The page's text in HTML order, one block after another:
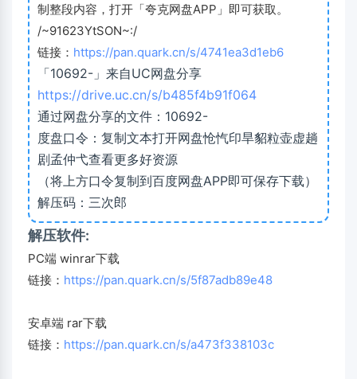
制整段内容，打开「夸克网盘APP」即可获取。
/~91623YtSON~:/
链接： https://pan.quark.cn/s/4741ea3d1eb6
「10692-」来自UC网盘分享
https://drive.uc.cn/s/b485f4b91f064
通过网盘分享的文件：10692-
度盘口令：复制文本打开网盘怆忾印旱貂粒壶虚趟
剧孟仲弋查看更多好资源
（将上方口令复制到百度网盘APP即可保存下载）
解压码：三次郎
解压软件:
PC端 winrar下载
链接： https://pan.quark.cn/s/5f87adb89e48
安卓端 rar下载
链接： https://pan.quark.cn/s/a473f338103c